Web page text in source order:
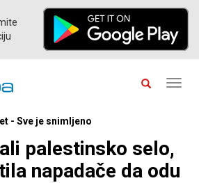
- Sve je snimljeno
palestinsko selo,
napadače da odu